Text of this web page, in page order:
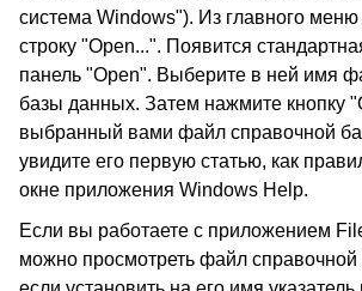
система Windows"). Из главного
строку "Open...". Появится
панель "Open". Выберите в ней имя
базы данных. Затем нажмите кнопку
выбранный вами файл справочной
увидите его первую статью, как
окне приложения Windows Help.
Если вы работаете с приложением
можно просмотреть файл